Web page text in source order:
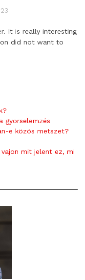
It is really interesting
did not want to
gyorselemzés
e közös metszet?
mit jelent ez, mi